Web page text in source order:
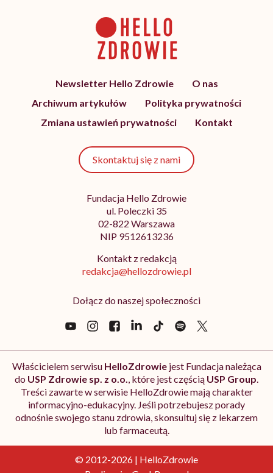
Newsletter Hello Zdrowie
O nas
Archiwum artykułów
Polityka prywatności
Zmiana ustawień prywatności
Kontakt
Skontaktuj się z nami
Fundacja Hello Zdrowie
ul. Poleczki 35
02-822 Warszawa
NIP 9512613236
Kontakt z redakcją
redakcja@hellozdrowie.pl
Dołącz do naszej społeczności
Właścicielem serwisu HelloZdrowiejest Fundacja należąca
do USP Zdrowie sp. z o.o., które jest częścią USP Group.
Treści zawarte w serwisie HelloZdrowie mają charakter
informacyjno-edukacyjny. Jeśli potrzebujesz porady
odnośnie swojego stanu zdrowia, skonsultuj się z lekarzem
lub farmaceutą.
© 2012-2026 | HelloZdrowie